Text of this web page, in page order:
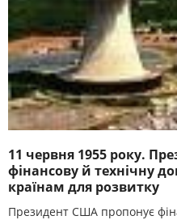
11 червня 1955 року.
фінансову й технічну
країнам для розвитку
Президент США пропонує